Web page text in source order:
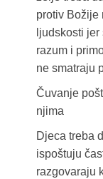
protiv Božije
ljudskosti
razum i
ne smatraju
Čuvanje
njima
Djeca treba
ispoštuju
razgovaraju